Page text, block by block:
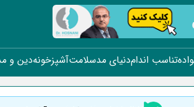
تناسب اندامدنیای مدسلامتآشپزخونهدین و